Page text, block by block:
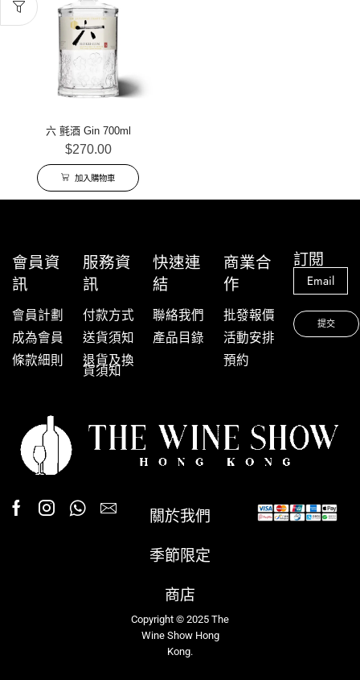
六 氈酒 Gin 700ml
$270.00
加入購物車
會員資
訊
會員計劃
成為會員
條款細則
服務資
訊
付款方式
送貨須知
退貨及換
貨須知
快速連
結
聯絡我們
產品目錄
商業合
作
批發報價
活動安排
預約
訂閱
關於我們
季節限定
商店
Copyright © 2025 The
Wine Show Hong
Kong.